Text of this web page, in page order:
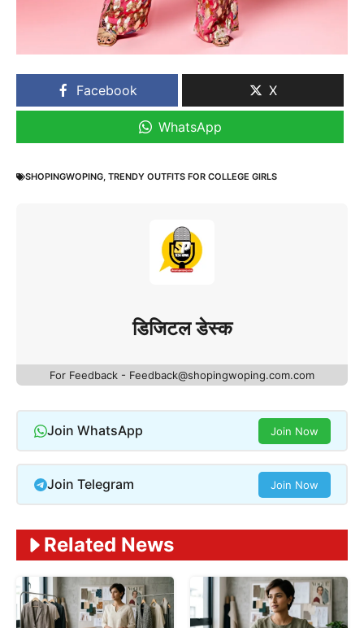
Facebook X
WhatsApp
SHOPINGWOPING, TRENDY OUTFITS FOR COLLEGE GIRLS
डिजिटल डेस्क
For Feedback - Feedback@shopingwoping.com.com
Join WhatsApp Join Now
Join Telegram Join Now
Related News